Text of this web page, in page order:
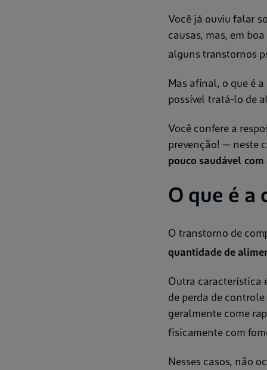
Você já ouviu falar
causas, mas, em
alguns transtornos
Mas afinal, o que é
possível tratá-lo de
Você confere a
prevenção! — neste
pouco saudável
O que é a
O transtorno de
quantidade de
Outra característica
de perda de
geralmente come
fisicamente com
Nesses casos, não